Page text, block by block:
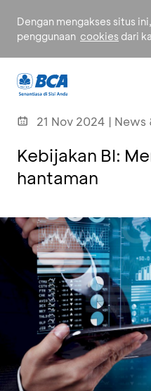
Dengan mengakses situs
penggunaan cookies dari
21 Nov 2024 | News
Kebijakan BI:
hantaman